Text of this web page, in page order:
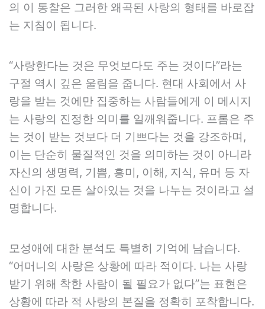
의 이 통찰은 그러한 왜곡된 사랑의 형태를 바로잡
는 지침이 됩니다.
“사랑한다는 것은 무엇보다도 주는 것이다”라는
구절 역시 깊은 울림을 줍니다. 현대 사회에서 사
랑을 받는 것에만 집중하는 사람들에게 이 메시지
는 사랑의 진정한 의미를 일깨워줍니다. 프롬은 주
는 것이 받는 것보다 더 기쁘다는 것을 강조하며,
이는 단순히 물질적인 것을 의미하는 것이 아니라
자신의 생명력, 기쁨, 흥미, 이해, 지식, 유머 등 자
신이 가진 모든 살아있는 것을 나누는 것이라고 설
명합니다.
모성애에 대한 분석도 특별히 기억에 남습니다.
“어머니의 사랑은 상황에 따라 적이다. 나는 사랑
받기 위해 착한 사람이 될 필요가 없다”는 표현은
상황에 따라 적 사랑의 본질을 정확히 포착합니다.